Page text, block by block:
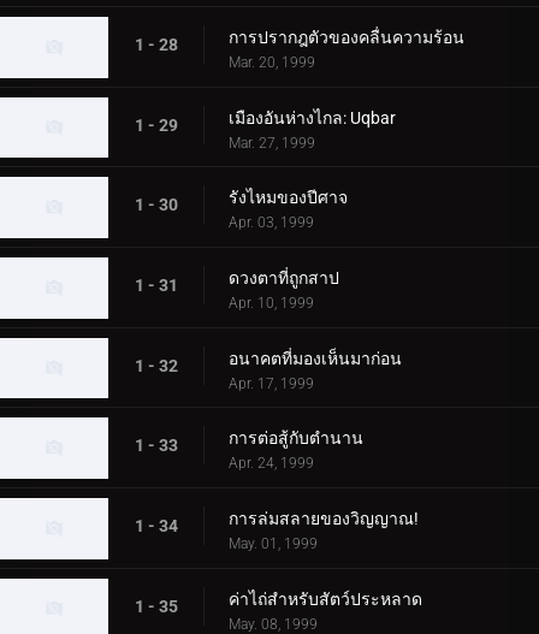
1 - 28 การปรากฎตัวของคลื่นความร้อน
Mar. 20, 1999
1 - 29 เมืองอันห่างไกล: Uqbar
Mar. 27, 1999
1 - 30 รังไหมของปีศาจ
Apr. 03, 1999
1 - 31 ดวงตาที่ถูกสาป
Apr. 10, 1999
1 - 32 อนาคตที่มองเห็นมาก่อน
Apr. 17, 1999
1 - 33 การต่อสู้กับตำนาน
Apr. 24, 1999
1 - 34 การล่มสลายของวิญญาณ!
May. 01, 1999
1 - 35 ค่าไถ่สำหรับสัตว์ประหลาด
May. 08, 1999